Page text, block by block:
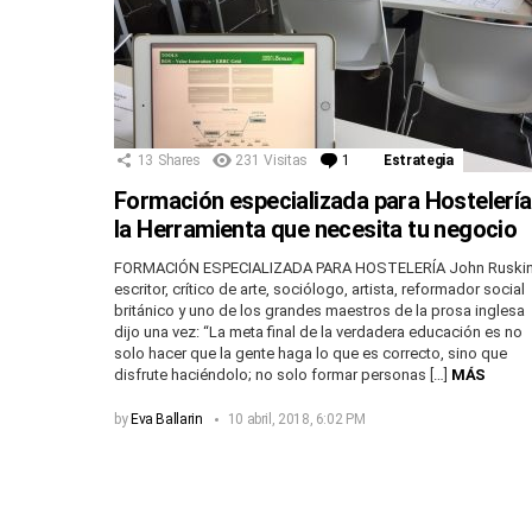
13 Shares 231 Visitas 1 Comentario
Estrategia
Formación especializada para
la Herramienta que necesita tu negocio
FORMACIÓN ESPECIALIZADA PARA HOSTELERÍA John
escritor, crítico de arte, sociólogo, artista, reformador social
británico y uno de los grandes maestros de la prosa inglesa
dijo una vez: “La meta final de la verdadera educación es no
solo hacer que la gente haga lo que es correcto, sino que
disfrute haciéndolo; no solo formar personas […] MÁS
by Eva Ballarin 10 abril, 2018, 6:02 PM